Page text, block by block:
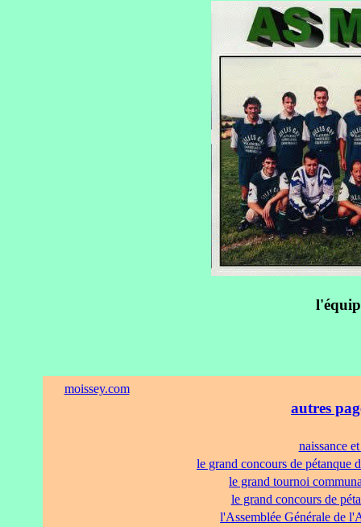
moissey.com
autres
naissance
le grand concours de pétanque
le grand tournoi
le grand concours de
l'Assemblée Générale de